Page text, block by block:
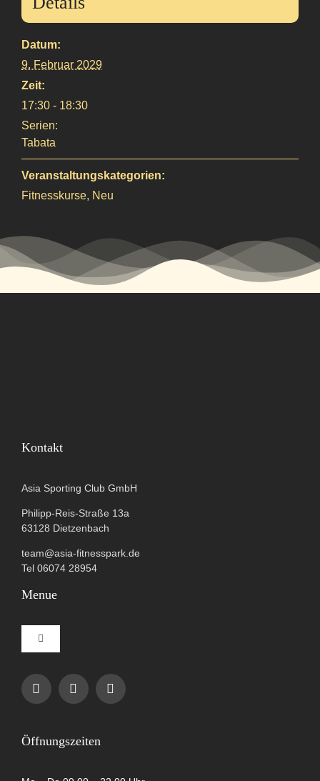
Datum:
9. Februar 2029
Zeit:
17:30 - 18:30
Serien:
Tabata
Veranstaltungskategorien:
Fitnesskurse, Neu
Kontakt
Asia Sporting Club GmbH
Philipp-Reis-Straße 13a
63128 Dietzenbach
team@asia-fitnesspark.de
Tel 06074 28954
Menue
Toggle
Navigation
Impressum
Öffnungszeiten